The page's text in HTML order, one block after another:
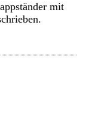
mit